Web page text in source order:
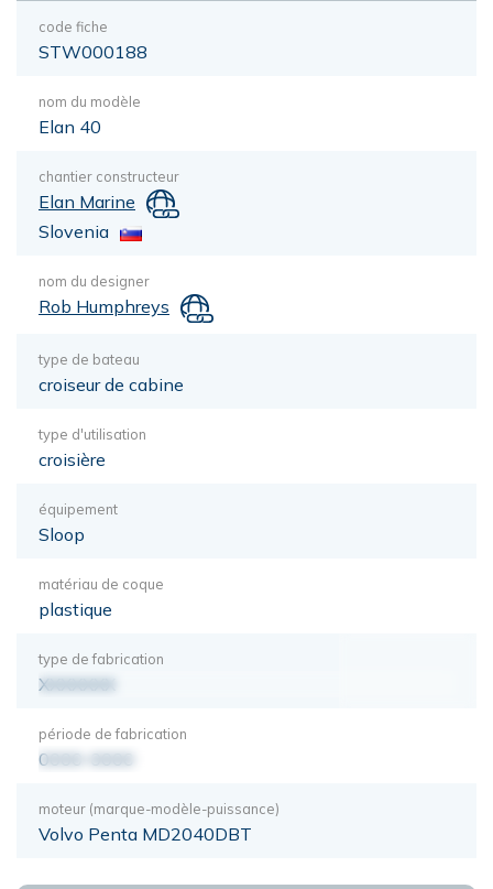
code fiche
STW000188
nom du modèle
Elan 40
chantier constructeur
Elan Marine
Slovenia
nom du designer
Rob Humphreys
type de bateau
croiseur de cabine
type d'utilisation
croisière
équipement
Sloop
matériau de coque
plastique
type de fabrication
XXXXXXX
période de fabrication
0000-0000
moteur (marque-modèle-puissance)
Volvo Penta MD2040DBT